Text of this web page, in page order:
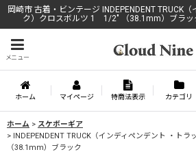
岡崎市 古着・ビンテージ INDEPENDENT TRUCK
ク）クロスボルツ 1 1/2" （38.1mm）ブラッ
メニュー
ホーム マイページ 特商法表示 カテゴリ
ホーム > スケボーギア
> INDEPENDENT TRUCK（インディペンデント ・ト
（38.1mm）ブラック